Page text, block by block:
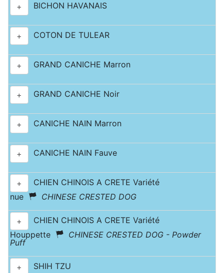
+ BICHON HAVANAIS
+ COTON DE TULEAR
+ GRAND CANICHE Marron
+ GRAND CANICHE Noir
+ CANICHE NAIN Marron
+ CANICHE NAIN Fauve
+
CHIEN CHINOIS A CRETE Variété
nue
CHINESE CRESTED DOG
+
CHIEN CHINOIS A CRETE Variété
Houppette
CHINESE CRESTED DOG - Powder
Puff
+ SHIH TZU